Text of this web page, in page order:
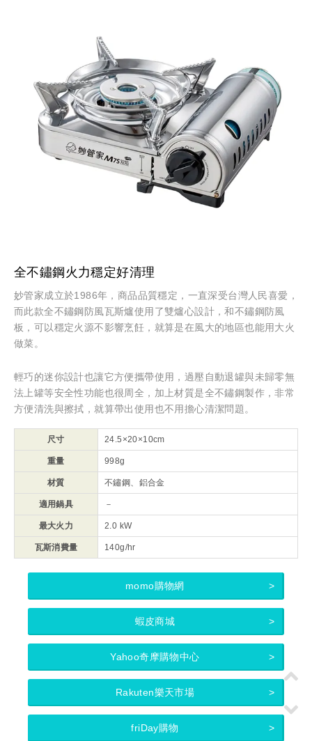
全不鏽鋼火力穩定好清理
妙管家成立於1986年，商品品質穩定，一直深受台灣人民喜愛，
而此款全不鏽鋼防風瓦斯爐使用了雙爐心設計，和不鏽鋼防風
板，可以穩定火源不影響烹飪，就算是在風大的地區也能用大火
做菜。
輕巧的迷你設計也讓它方便攜帶使用，過壓自動退罐與未歸零無
法上罐等安全性功能也很周全，加上材質是全不鏽鋼製作，非常
方便清洗與擦拭，就算帶出使用也不用擔心清潔問題。
尺寸 24.5×20×10cm
重量 998g
材質 不鏽鋼、鋁合金
適用鍋具 －
最大火力 2.0 kW
瓦斯消費量 140g/hr
momo購物網
蝦皮商城
Yahoo奇摩購物中心
Rakuten樂天市場
friDay購物